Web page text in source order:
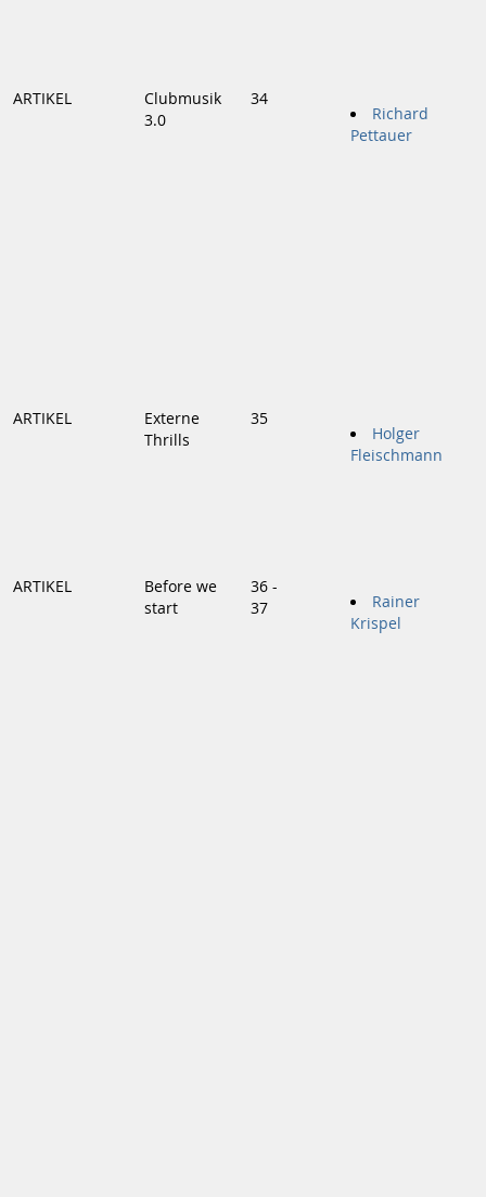
ARTIKEL
Clubmusik
3.0
34
Richard
Pettauer
ARTIKEL
Externe
Thrills
35
Holger
Fleischmann
ARTIKEL
Before we
start
36 -
37
Rainer
Krispel